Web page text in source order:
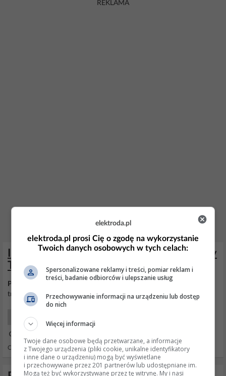
REKLAMA
Ile zwojów w obwodzie wtórnym prądnicy
Tesli?
Prądnica
transformator to duuużo.
Projektowanie Układów
Odpowiedzi: 1 Wyświetleń: 1617
elektroda.pl
elektroda.pl prosi Cię o zgodę na wykorzystanie
Twoich danych osobowych w tych celach:
Spersonalizowane reklamy i treści, pomiar reklam i
treści, badanie odbiorców i ulepszanie usług
Przechowywanie informacji na urządzeniu lub dostęp
do nich
Więcej informacji
Twoje dane osobowe będą przetwarzane, a informacje
z Twojego urządzenia (pliki cookie, unikalne identyfikatory
i inne dane o urządzeniu) mogą być wyświetlane
i przechowywane przez 201 partnerów lub udostępniane im.
Mogą też być wykorzystywane przez tę witrynę. My i nasi